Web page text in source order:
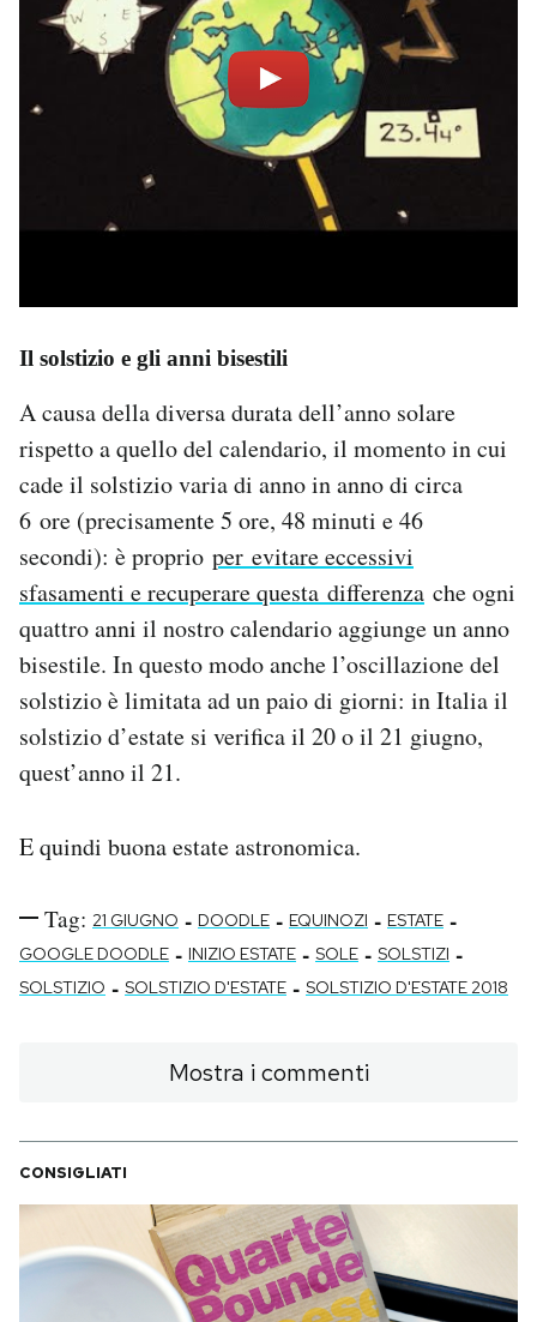
Il solstizio e gli anni bisestili
A causa della diversa durata dell’anno solare
rispetto a quello del calendario, il momento in cui
cade il solstizio varia di anno in anno di circa
6 ore (precisamente 5 ore, 48 minuti e 46
secondi): è proprio per evitare eccessivi
sfasamenti e recuperare questa differenza che ogni
quattro anni il nostro calendario aggiunge un anno
bisestile. In questo modo anche l’oscillazione del
solstizio è limitata ad un paio di giorni: in Italia il
solstizio d’estate si verifica il 20 o il 21 giugno,
quest’anno il 21.
E quindi buona estate astronomica.
Tag: 21 GIUGNO - DOODLE - EQUINOZI - ESTATE -
GOOGLE DOODLE - INIZIO ESTATE - SOLE - SOLSTIZI -
SOLSTIZIO - SOLSTIZIO D'ESTATE - SOLSTIZIO D'ESTATE 2018
Mostra i commenti
CONSIGLIATI